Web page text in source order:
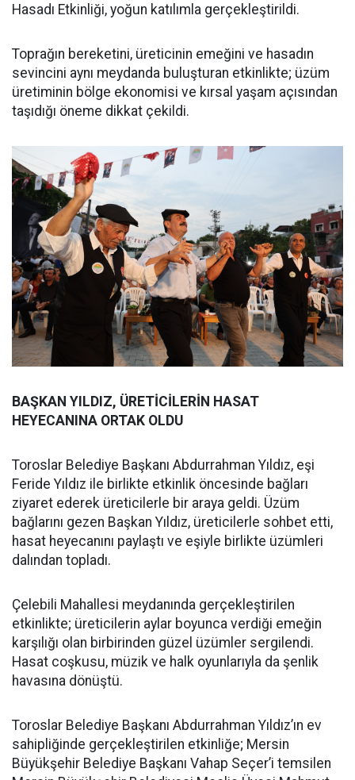
Hasadı Etkinliği, yoğun katılımla gerçekleştirildi.
Toprağın bereketini, üreticinin emeğini ve hasadın
sevincini aynı meydanda buluşturan etkinlikte; üzüm
üretiminin bölge ekonomisi ve kırsal yaşam açısından
taşıdığı öneme dikkat çekildi.
BAŞKAN YILDIZ, ÜRETİCİLERİN HASAT
HEYECANINA ORTAK OLDU
Toroslar Belediye Başkanı Abdurrahman Yıldız, eşi
Feride Yıldız ile birlikte etkinlik öncesinde bağları
ziyaret ederek üreticilerle bir araya geldi. Üzüm
bağlarını gezen Başkan Yıldız, üreticilerle sohbet etti,
hasat heyecanını paylaştı ve eşiyle birlikte üzümleri
dalından topladı.
Çelebili Mahallesi meydanında gerçekleştirilen
etkinlikte; üreticilerin aylar boyunca verdiği emeğin
karşılığı olan birbirinden güzel üzümler sergilendi.
Hasat coşkusu, müzik ve halk oyunlarıyla da şenlik
havasına dönüştü.
Toroslar Belediye Başkanı Abdurrahman Yıldız’ın ev
sahipliğinde gerçekleştirilen etkinliğe; Mersin
Büyükşehir Belediye Başkanı Vahap Seçer’i temsilen